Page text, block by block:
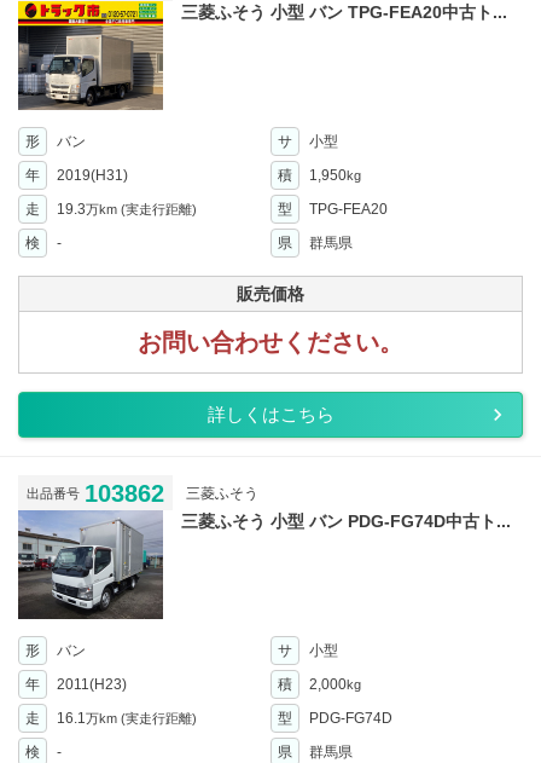
三菱ふそう 小型 バン TPG-FEA20中古ト...
形 バン サ
小型
年
2019(H31) 積 1,950kg
走 19.3万km (実走行距離) 型
TPG-FEA20
検
- 県 群馬県
販売価格
お問い合わせください。
詳しくはこちら
出品番号 103862 三菱ふそう
三菱ふそう 小型 バン PDG-FG74D中古ト...
形 バン サ
小型
年
2011(H23) 積 2,000kg
走 16.1万km (実走行距離) 型
PDG-FG74D
検
- 県 群馬県